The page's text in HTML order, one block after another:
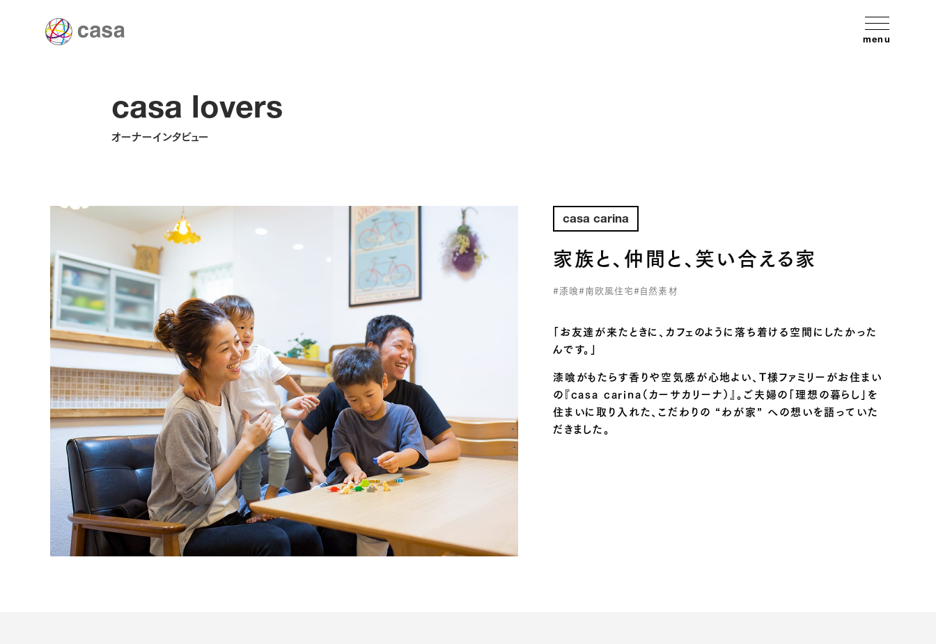
menu
casa lovers
オーナーインタビュー
casa carina
家族と、仲間と、笑い合える家
#漆喰#南欧風住宅#自然素材
「お友達が来たときに、カフェのように落ち着ける空間にしたかった
んです。」
漆喰がもたらす香りや空気感が心地よい、T様ファミリーがお住まい
の『casa carina（カーサカリーナ）』。ご夫婦の「理想の暮らし」を
住まいに取り入れた、こだわりの “わが家” への想いを語っていた
だきました。